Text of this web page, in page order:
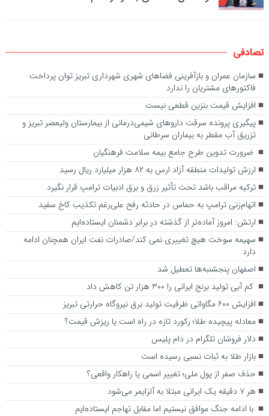
تصادفی
سازمان عمران و بازآفرینی فضاهای شهری شهرداری تبریز توان پرداخت
فاکتورهای مشتریان را ندارد
افزایش قیمت بنزین قطعی نیست
پیگیری پرونده سرقت داروهای شیمی‌درمانی از بیمارستان ولیعصر تبریز و
تزریق آب مقطر به بیماران سرطانی
ضرورت تدوین طرح جامع بیمه سلامت فرهنگیان
ارزش تولیدات منطقه آزاد ارس به ۸۲ هزار میلیارد ریال رسید
ترکیه مراقب باشد تحت تأثیر زرق و برق ادبیات ترامپ قرار نگیرد
اتهام‌زنی ترامپ به حماس در حادثه رفح علی‌رغم تکذیب کاخ سفید
ارتش: امروز آماده‌تر از گذشته در برابر دشمنان ایستاده‌ایم
سهیمه سوخت هیچ تغییری نمی کند/صادرات نفت ایران همچنان ادامه
دارد
اصفهان پنجشنبه‌ها تعطیل شد
کم آبی تولید برنج ایرانی را ۳۰۰ هزار تن کاهش داد
افزایش ۶۰۰ مگاواتی ظرفیت تولید برق نیروگاه حرارتی تبریز
معادله پیچیده طلا؛ رکورد تازه در راه است یا ریزش قیمت؟
دلار فروشان تلگرام در دام پلیس
بازار طلا به ثبات نسبی رسیده است
حذف صفر از پول ملی؛ تغییر اسمی یا راهکار واقعی؟
هر ۷ دقیقه یک ایرانی مبتلا به آلزایمر می‌شود
با ادامه جنگ موافق نیستیم اما مقابل تهاجم ایستاده‌ایم